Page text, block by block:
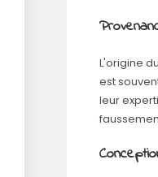
L'origine
est
leur